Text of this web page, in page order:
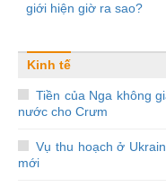
giới hiện giờ ra sao?
Kinh tế
Tiền của Nga không
nước cho Crưm
Vụ thu hoạch ở
mới